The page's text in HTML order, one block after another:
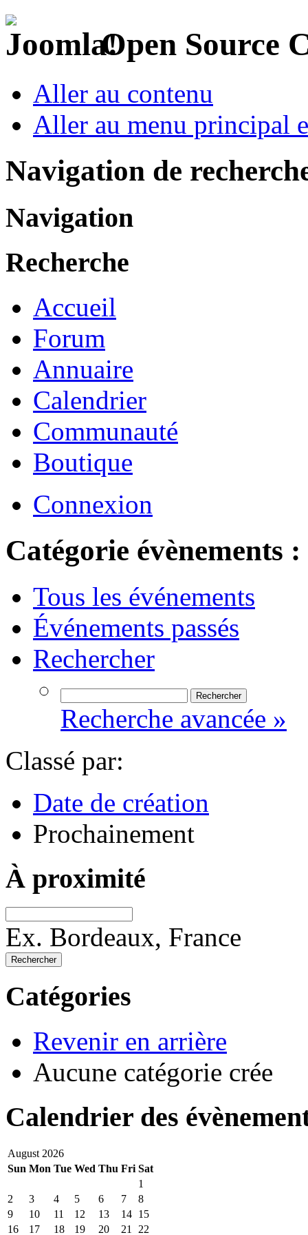
Open Source
Aller au contenu
Aller au menu principal
Navigation de
Navigation
Recherche
Accueil
Forum
Annuaire
Calendrier
Communauté
Boutique
Connexion
Catégorie évènements
Tous les événements
Événements passés
Rechercher
Recherche avancée »
Classé par:
Date de création
Prochainement
À proximité
Ex. Bordeaux, France
Rechercher
Catégories
Revenir en arrière
Aucune catégorie crée
Calendrier des
August 2026
Sun Mon Tue Wed Thu Fri Sat
1
2
3 4 5 6 7
8
9
10 11 12 13 14 15
16
17 18 19 20 21 22